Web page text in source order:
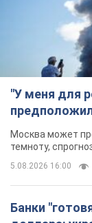
"У меня для
Москва может
темноту,
5.08.2026 16:00
Банки